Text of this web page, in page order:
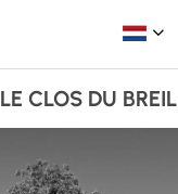
LE CLOS DU BREIL